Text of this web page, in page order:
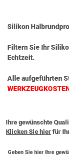
Silikon
Filtern Sie Ihr
Echtzeit.
Alle aufgeführten
Ihre gewünschte
Klicken Sie hier für
Geben Sie hier Ihre